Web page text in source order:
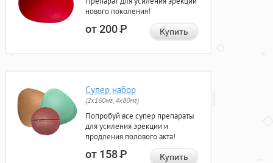
нового поколения!
от 200Р Купить
Супер набор
(2х160мг, 4х80мг)
Попробуй все супер препараты
для усиления эрекции и
продления полового акта!
от 158Р Купить